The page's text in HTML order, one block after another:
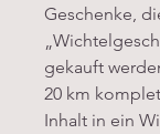
Geschenke,
gekauft
20 km
Inhalt in ein